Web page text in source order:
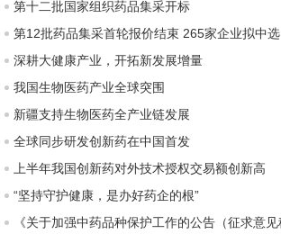
第十二批国家组织药品集采开标
第12批药品集采首轮报价结束 265家企业拟中选
深耕大健康产业，开拓新发展增量
我国生物医药产业全球突围
新疆支持生物医药全产业链发展
全球同步研发创新药在中国首发
上半年我国创新药对外技术授权交易额创新高
“坚持守护健康，是办好药企的根”